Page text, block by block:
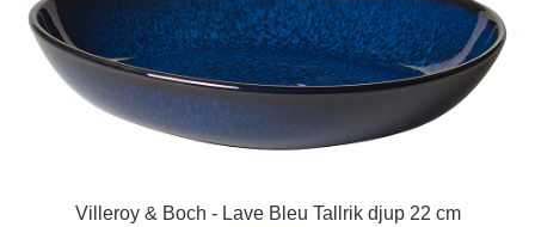
Villeroy & Boch - Lave Bleu Tallrik djup 22 cm